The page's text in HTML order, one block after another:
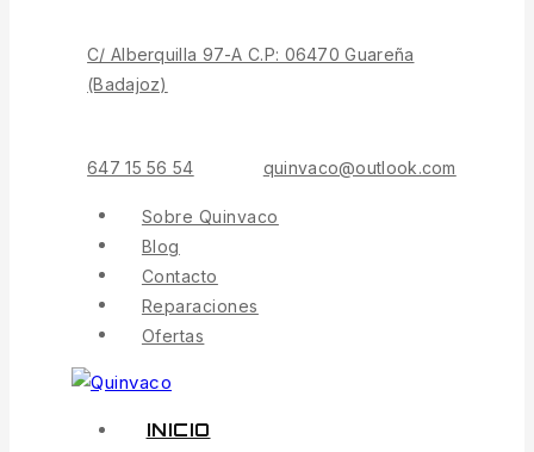
C/ Alberquilla 97-A C.P: 06470 Guareña
(Badajoz)
647 15 56 54 quinvaco@outlook.com
Sobre Quinvaco
Blog
Contacto
Reparaciones
Ofertas
INICIO